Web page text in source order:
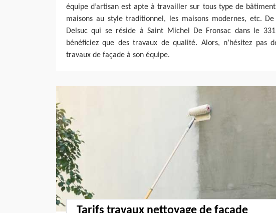
équipe d’artisan est apte à travailler sur tous type de
maisons au style traditionnel, les maisons modernes, etc.
Delsuc qui se réside à Saint Michel De Fronsac dans le
bénéficiez que des travaux de qualité. Alors, n’hésitez pas
travaux de façade à son équipe.